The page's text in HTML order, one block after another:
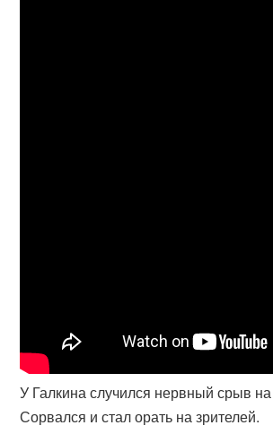
У Галкина случился нервный срыв на
Сорвался и стал орать на зрителей.